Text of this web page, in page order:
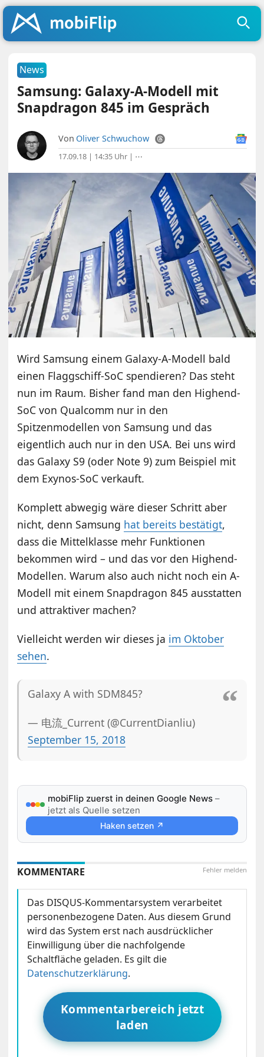
News
Samsung: Galaxy-A-Modell mit
Snapdragon 845 im Gespräch
Von Oliver Schwuchow
17.09.18 | 14:35 Uhr | ⋯
Wird Samsung einem Galaxy-A-Modell bald
einen Flaggschiff-SoC spendieren? Das steht
nun im Raum. Bisher fand man den Highend-
SoC von Qualcomm nur in den
Spitzenmodellen von Samsung und das
eigentlich auch nur in den USA. Bei uns wird
das Galaxy S9 (oder Note 9) zum Beispiel mit
dem Exynos-SoC verkauft.
Komplett abwegig wäre dieser Schritt aber
nicht, denn Samsung hat bereits bestätigt,
dass die Mittelklasse mehr Funktionen
bekommen wird – und das vor den Highend-
Modellen. Warum also auch nicht noch ein A-
Modell mit einem Snapdragon 845 ausstatten
und attraktiver machen?
Vielleicht werden wir dieses ja im Oktober
sehen.
Galaxy A with SDM845?
— 电流_Current (@CurrentDianliu)
September 15, 2018
mobiFlip zuerst in deinen Google News –
jetzt als Quelle setzen
Haken setzen ↗
Fehler melden
KOMMENTARE
Das DISQUS-Kommentarsystem verarbeitet
personenbezogene Daten. Aus diesem Grund
wird das System erst nach ausdrücklicher
Einwilligung über die nachfolgende
Schaltfläche geladen. Es gilt die
Datenschutzerklärung.
Kommentarbereich jetzt
laden